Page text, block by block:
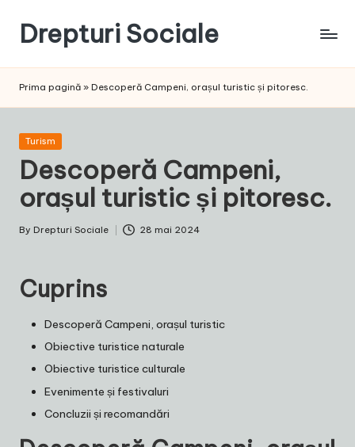
content
Drepturi Sociale
Sociale:
Ta,
Schimbarea
Noastră!
Prima pagină » Descoperă Campeni, orașul turistic și pitoresc.
Posted
Turism
Descoperă Campeni,
orașul turistic și pitoresc.
Posted
By Drepturi Sociale 28 mai 2024
Cuprins
Descoperă Campeni, orașul turistic
Obiective turistice naturale
Obiective turistice culturale
Evenimente și festivaluri
Concluzii și recomandări